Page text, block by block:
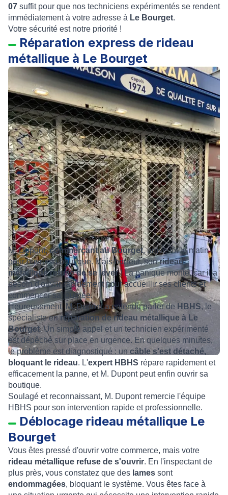
07 suffit pour que nos techniciens expérimentés se rendent
immédiatement à votre adresse à Le Bourget.
Votre sécurité est notre priorité !
Réparation express de rideau
métallique à Le Bourget
M. Dupont,commerçant au Bourget, arrive tôt le matin
pour ouvrir sa boutique. Mais horreur, sonrideau
métallique refuse de se lever! La panique monte, car il a
besoin d'ouvrir rapidement pour accueillir ses clients et
commencer sa journée.
Heureusement, M. Dupont a entendu parler de HBHS, le
spécialiste enréparation de rideau métallique à Le
Bourget. Un simple appel et un technicien expérimenté
est dépêché sur place en urgence. En quelques minutes,
le problème est diagnostiqué : un câble s'est détaché,
bloquant le rideau. L'expert HBHS répare rapidement et
efficacement la panne, et M. Dupont peut enfin ouvrir sa
boutique.
Soulagé et reconnaissant, M. Dupont remercie l'équipe
HBHS pour son intervention rapide et professionnelle.
Déblocage rideau métallique Le
Bourget
Vous êtes pressé d'ouvrir votre commerce, mais votre
rideau métallique refuse de s'ouvrir. En l'inspectant de
plus près, vous constatez que des lames sont
endommagées, bloquant le système. Vous êtes face à